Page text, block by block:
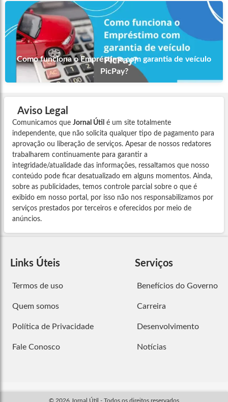
Como funciona o Empréstimo com garantia de veículo
PicPay?
Aviso Legal
Comunicamos que Jornal Útil é um site totalmente
independente, que não solicita qualquer tipo de pagamento para
aprovação ou liberação de serviços. Apesar de nossos redatores
trabalharem continuamente para garantir a
integridade/atualidade das informações, ressaltamos que nosso
conteúdo pode ficar desatualizado em alguns momentos. Ainda,
sobre as publicidades, temos controle parcial sobre o que é
exibido em nosso portal, por isso não nos responsabilizamos por
serviços prestados por terceiros e oferecidos por meio de
anúncios.
Links Úteis
Termos de uso
Quem somos
Política de Privacidade
Fale Conosco
Serviços
Benefícios do Governo
Carreira
Desenvolvimento
Notícias
© 2026 Jornal Útil - Todos os direitos reservados